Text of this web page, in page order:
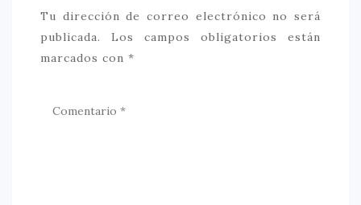
Tu dirección de correo electrónico no será
publicada.
Los campos obligatorios están
marcados con *